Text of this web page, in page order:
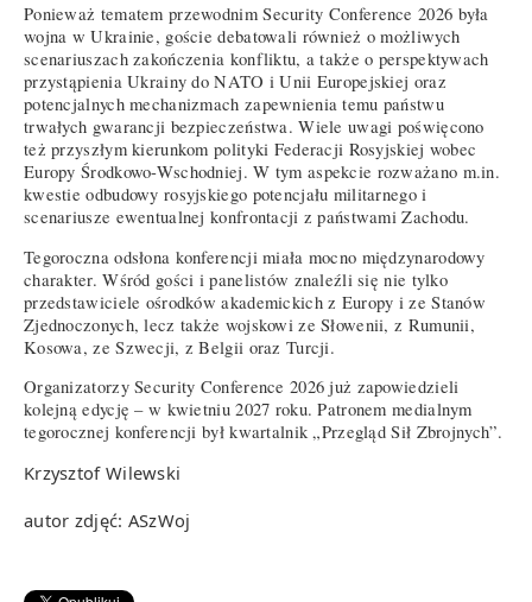
Ponieważ tematem przewodnim Security Conference 2026 była
wojna w Ukrainie, goście debatowali również o możliwych
scenariuszach zakończenia konfliktu, a także o perspektywach
przystąpienia Ukrainy do NATO i Unii Europejskiej oraz
potencjalnych mechanizmach zapewnienia temu państwu
trwałych gwarancji bezpieczeństwa. Wiele uwagi poświęcono
też przyszłym kierunkom polityki Federacji Rosyjskiej wobec
Europy Środkowo-Wschodniej. W tym aspekcie rozważano m.in.
kwestie odbudowy rosyjskiego potencjału militarnego i
scenariusze ewentualnej konfrontacji z państwami Zachodu.
Tegoroczna odsłona konferencji miała mocno międzynarodowy
charakter. Wśród gości i panelistów znaleźli się nie tylko
przedstawiciele ośrodków akademickich z Europy i ze Stanów
Zjednoczonych, lecz także wojskowi ze Słowenii, z Rumunii,
Kosowa, ze Szwecji, z Belgii oraz Turcji.
Organizatorzy Security Conference 2026 już zapowiedzieli
kolejną edycję – w kwietniu 2027 roku. Patronem medialnym
tegorocznej konferencji był kwartalnik „Przegląd Sił Zbrojnych”.
Krzysztof Wilewski
autor zdjęć: ASzWoj